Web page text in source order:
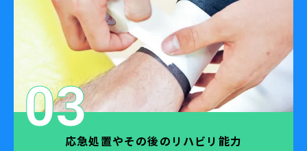
03
応急処置やその後のリハビリ能力